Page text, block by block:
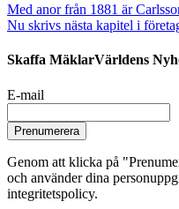
Med anor från 1881 är
Nu skrivs nästa kapitel i
Skaffa MäklarVärldens
E-mail
Prenumerera
Genom att klicka på
och använder dina
integritetspolicy.